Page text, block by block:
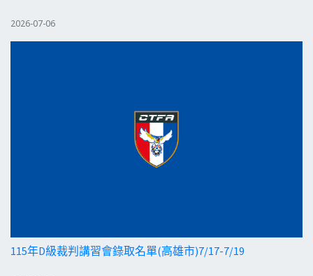
2026-07-06
115年D級裁判講習會錄取名單(高雄市)7/17-7/19